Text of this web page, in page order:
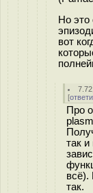
Но это
вот
7.72
[
Про
так
всё).
так.